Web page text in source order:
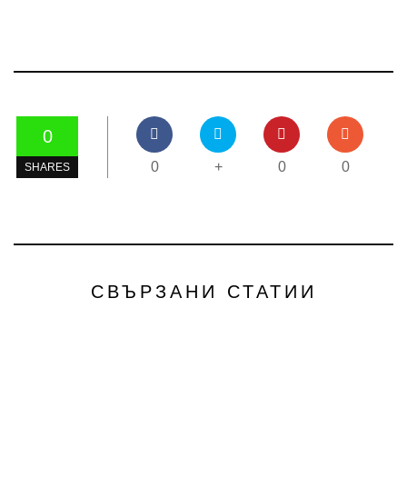
0
SHARES 0 + 0 0
СВЪРЗАНИ СТАТИИ